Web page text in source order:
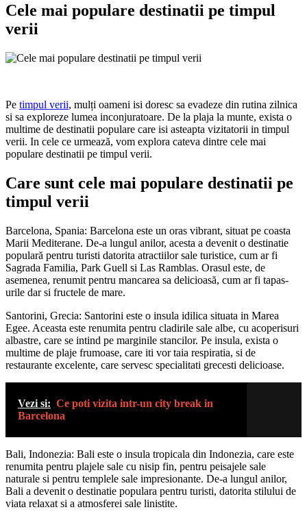
Cele mai populare destinatii pe timpul
verii
Pe timpul verii, mulți oameni isi doresc sa evadeze din rutina zilnica
si sa exploreze lumea inconjuratoare. De la plaja la munte, exista o
multime de destinatii populare care isi asteapta vizitatorii in timpul
verii. In cele ce urmează, vom explora cateva dintre cele mai
populare destinatii pe timpul verii.
Care sunt cele mai populare destinatii pe
timpul verii
Barcelona, Spania: Barcelona este un oras vibrant, situat pe coasta
Marii Mediterane. De-a lungul anilor, acesta a devenit o destinatie
populară pentru turisti datorita atractiilor sale turistice, cum ar fi
Sagrada Familia, Park Guell si Las Ramblas. Orasul este, de
asemenea, renumit pentru mancarea sa delicioasă, cum ar fi tapas-
urile dar si fructele de mare.
Santorini, Grecia: Santorini este o insula idilica situata in Marea
Egee. Aceasta este renumita pentru cladirile sale albe, cu acoperisuri
albastre, care se intind pe marginile stancilor. Pe insula, exista o
multime de plaje frumoase, care iti vor taia respiratia, si de
restaurante excelente, care servesc specialitati grecesti delicioase.
Vezi si: Ce poti vizita intr-un city break in
Barcelona
Bali, Indonezia: Bali este o insula tropicala din Indonezia, care este
renumita pentru plajele sale cu nisip fin, pentru peisajele sale
naturale si pentru templele sale impresionante. De-a lungul anilor,
Bali a devenit o destinatie populara pentru turisti, datorita stilului de
viata relaxat si a atmosferei sale linistite.